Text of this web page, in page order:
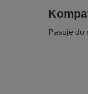
Pasuje do